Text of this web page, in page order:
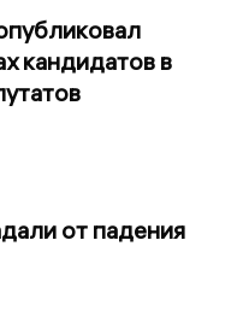
кандидатов в
от падения